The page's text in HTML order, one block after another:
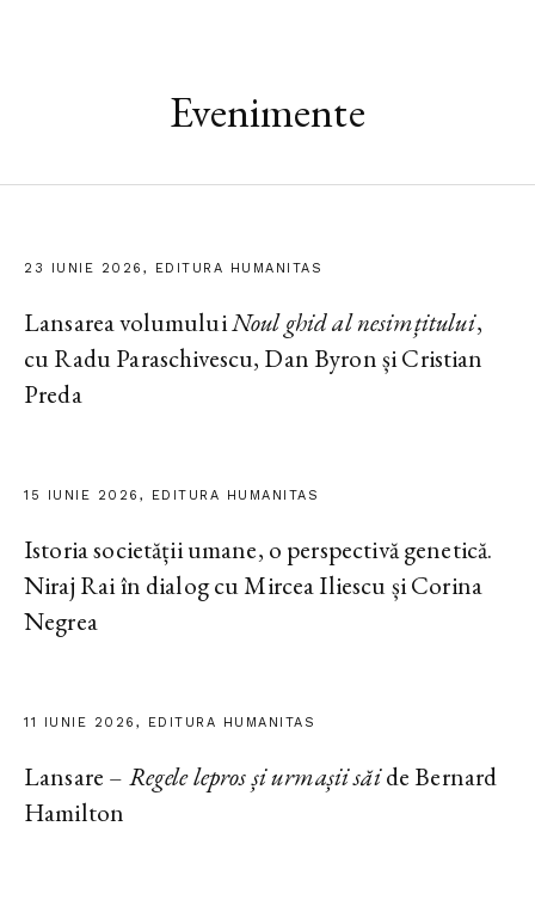
Evenimente
23 IUNIE 2026, EDITURA HUMANITAS
Lansarea volumuluiNoul ghid al nesimțitului,
cu Radu Paraschivescu, Dan Byron și Cristian
Preda
15 IUNIE 2026, EDITURA HUMANITAS
Istoria societății umane, o perspectivă genetică.
Niraj Rai în dialog cu Mircea Iliescu și Corina
Negrea
11 IUNIE 2026, EDITURA HUMANITAS
Lansare – Regele lepros și urmașii săide Bernard
Hamilton